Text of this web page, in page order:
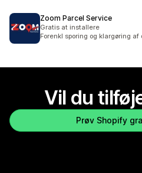
Zoom Parcel Service
Gratis at installere
Forenkl sporing og klargøring
Vil du
Prøv Shopify